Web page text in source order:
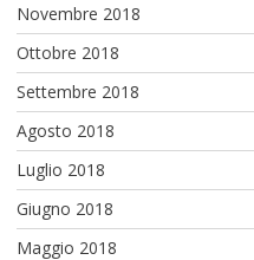
Novembre 2018
Ottobre 2018
Settembre 2018
Agosto 2018
Luglio 2018
Giugno 2018
Maggio 2018